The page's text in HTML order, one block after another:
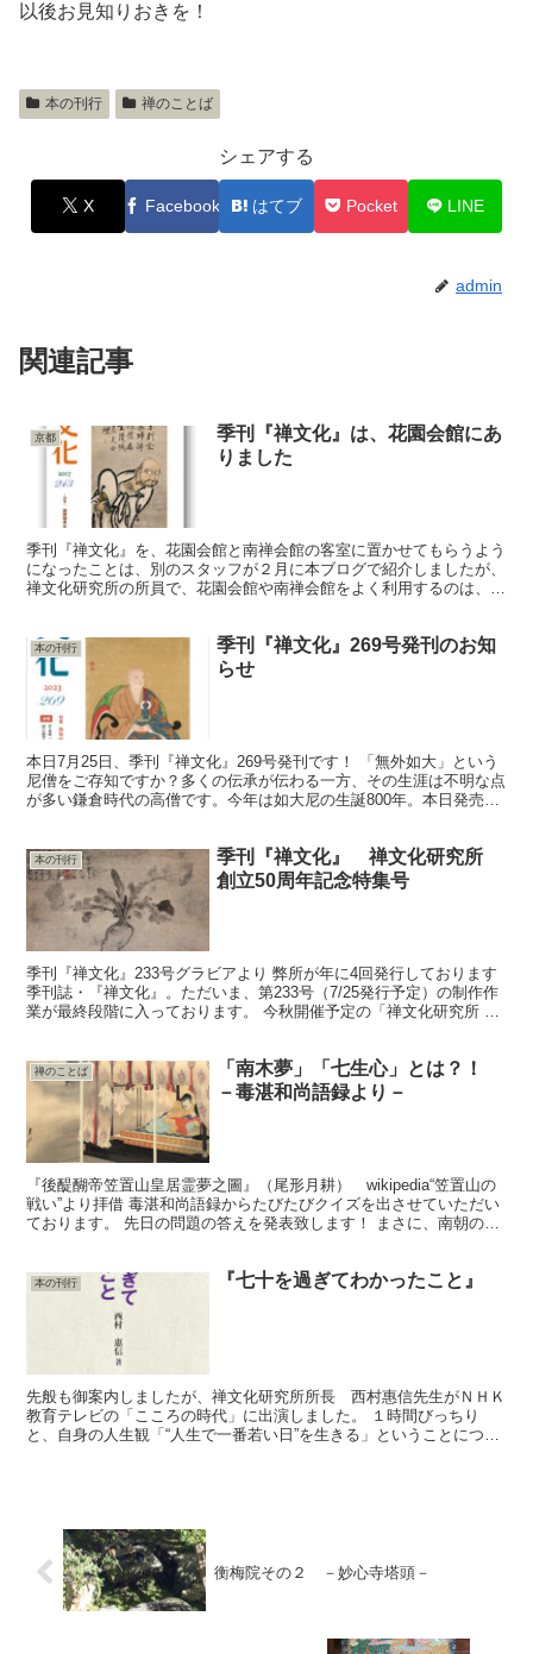
以後お見知りおきを！
本の刊行 禅のことば
シェアする
X Facebook はてブ Pocket LINE
admin
関連記事
京都
季刊『禅文化』は、花園会館にあ
りました
季刊『禅文化』を、花園会館と南禅会館の客室に置かせてもらうよう
になったことは、別のスタッフが２月に本ブログで紹介しましたが、
禅文化研究所の所員で、花園会館や南禅会館をよく利用するのは、在
本の刊行
季刊『禅文化』269号発刊のお知
らせ
本日7月25日、季刊『禅文化』269号発刊です！ 「無外如大」という
尼僧をご存知ですか？多くの伝承が伝わる一方、その生涯は不明な点
が多い鎌倉時代の高僧です。今年は如大尼の生誕800年。本日発売の
本の刊行
季刊『禅文化』 禅文化研究所
創立50周年記念特集号
季刊『禅文化』233号グラビアより 弊所が年に4回発行しております
季刊誌・『禅文化』。ただいま、第233号（7/25発行予定）の制作作
業が最終段階に入っております。 今秋開催予定の「禅文化研究所 創
禅のことば
「南木夢」「七生心」とは？！
－毒湛和尚語録より－
『後醍醐帝笠置山皇居霊夢之圖』（尾形月耕） wikipedia“笠置山の
戦い”より拝借 毒湛和尚語録からたびたびクイズを出させていただい
ております。 先日の問題の答えを発表致します！ まさに、南朝の忠
本の刊行 『七十を過ぎてわかったこと』
先般も御案内しましたが、禅文化研究所所長 西村惠信先生がＮＨＫ
教育テレビの「こころの時代」に出演しました。 １時間びっちり
と、自身の人生観「“人生で一番若い日”を生きる」ということについ
衡梅院その２ －妙心寺塔頭－